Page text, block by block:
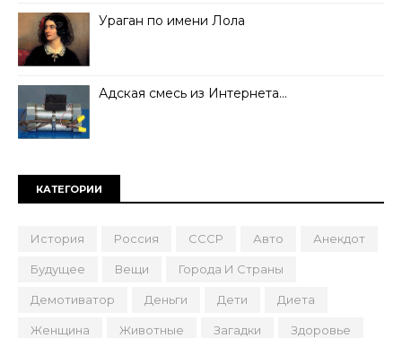
Ураган по имени Лола
Адская смесь из Интернета…
КАТЕГОРИИ
История Россия СССР Авто Анекдот
Будущее Вещи Города И Страны
Демотиватор Деньги Дети Диета
Женщина Животные Загадки Здоровье